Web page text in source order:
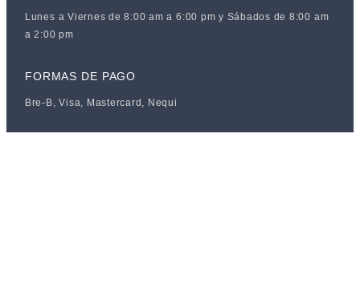
Lunes a Viernes de 8:00 am a 6:00 pm y Sábados de 8:00 am
a 2:00 pm
FORMAS DE PAGO
Bre-B, Visa, Mastercard, Nequi